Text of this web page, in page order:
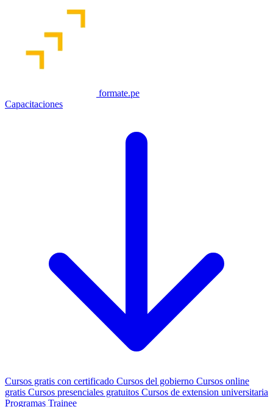
formate.pe
Capacitaciones
Cursos gratis con certificado Cursos del gobierno Cursos online
gratis Cursos presenciales gratuitos Cursos de extension universitaria
Programas Trainee